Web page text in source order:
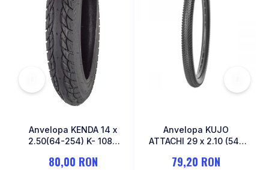
Anvelopa KENDA 14 x
2.50(64-254) K- 1087
80,00 RON
Anvelopa KUJO
ATTACHI 29 x 2.10 (54-
79,20 RON